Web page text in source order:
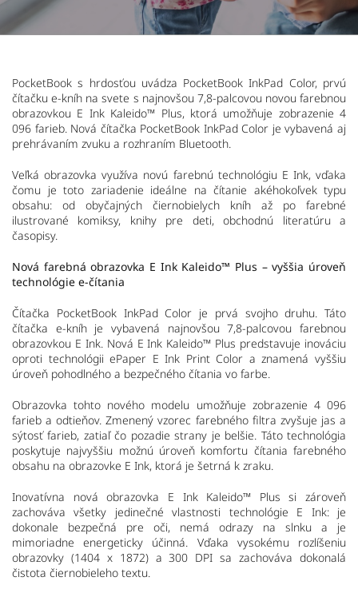
PocketBook s hrdosťou uvádza PocketBook InkPad Color, prvú
čítačku e-kníh na svete s najnovšou 7,8-palcovou novou farebnou
obrazovkou E Ink Kaleido™ Plus, ktorá umožňuje zobrazenie 4
096 farieb. Nová čítačka PocketBook InkPad Color je vybavená aj
prehrávaním zvuku a rozhraním Bluetooth.
Veľká obrazovka využíva novú farebnú technológiu E Ink, vďaka
čomu je toto zariadenie ideálne na čítanie akéhokoľvek typu
obsahu: od obyčajných čiernobielych kníh až po farebné
ilustrované komiksy, knihy pre deti, obchodnú literatúru a
časopisy.
Nová farebná obrazovka E Ink Kaleido™ Plus – vyššia úroveň
technológie e-čítania
Čítačka PocketBook InkPad Color je prvá svojho druhu. Táto
čítačka e-kníh je vybavená najnovšou 7,8-palcovou farebnou
obrazovkou E Ink. Nová E Ink Kaleido™ Plus predstavuje inováciu
oproti technológii ePaper E Ink Print Color a znamená vyššiu
úroveň pohodlného a bezpečného čítania vo farbe.
Obrazovka tohto nového modelu umožňuje zobrazenie 4 096
farieb a odtieňov. Zmenený vzorec farebného filtra zvyšuje jas a
sýtosť farieb, zatiaľ čo pozadie strany je belšie. Táto technológia
poskytuje najvyššiu možnú úroveň komfortu čítania farebného
obsahu na obrazovke E Ink, ktorá je šetrná k zraku.
Inovatívna nová obrazovka E Ink Kaleido™ Plus si zároveň
zachováva všetky jedinečné vlastnosti technológie E Ink: je
dokonale bezpečná pre oči, nemá odrazy na slnku a je
mimoriadne energeticky účinná. Vďaka vysokému rozlíšeniu
obrazovky (1404 x 1872) a 300 DPI sa zachováva dokonalá
čistota čiernobieleho textu.